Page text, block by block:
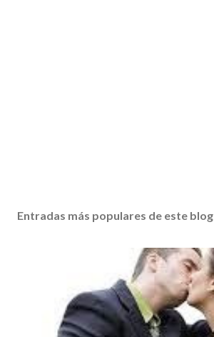
Entradas más populares de este blog